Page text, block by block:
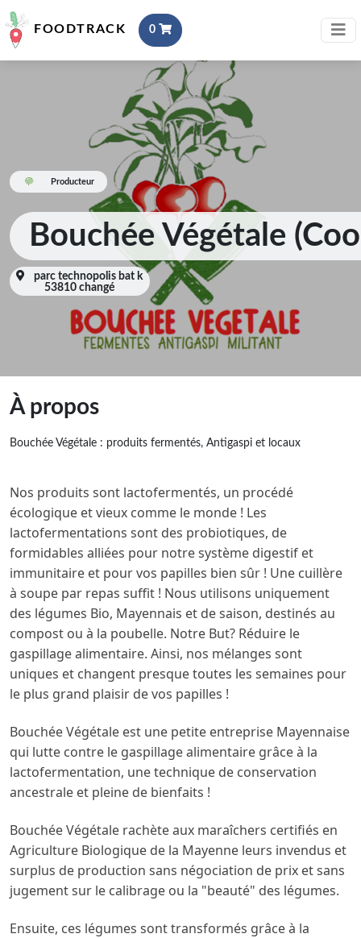
FOODTRACK 0
Producteur
Bouchée Végétale
parc technopolis bat k
53810 changé
À propos
Bouchée Végétale : produits fermentés, Antigaspi et locaux
Nos produits sont lactofermentés, un procédé
écologique et vieux comme le monde ! Les
lactofermentations sont des probiotiques, de
formidables alliées pour notre système digestif et
immunitaire et pour vos papilles bien sûr ! Une cuillère
à soupe par repas suffit ! Nous utilisons uniquement
des légumes Bio, Mayennais et de saison, destinés au
compost ou à la poubelle. Notre But? Réduire le
gaspillage alimentaire. Ainsi, nos mélanges sont
uniques et changent presque toutes les semaines pour
le plus grand plaisir de vos papilles !
Bouchée Végétale est une petite entreprise Mayennaise
qui lutte contre le gaspillage alimentaire grâce à la
lactofermentation, une technique de conservation
ancestrale et pleine de bienfaits !
Bouchée Végétale rachète aux maraîchers certifiés en
Agriculture Biologique de la Mayenne leurs invendus et
surplus de production sans négociation de prix et sans
jugement sur le calibrage ou la "beauté" des légumes.
Ensuite, ces légumes sont transformés grâce à la